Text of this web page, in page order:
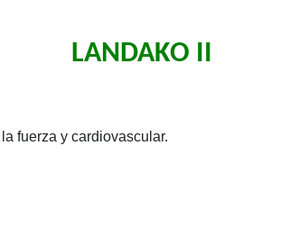
LANDAKO II
fuerza y cardiovascular.